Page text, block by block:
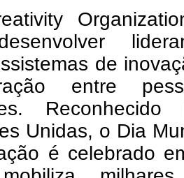
de
entre
Reconhecido
Unidas, o Dia
é celebrado